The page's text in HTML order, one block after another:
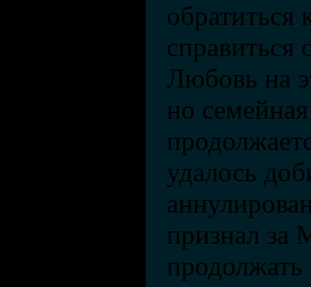
обратиться
справиться
Любовь на
но
удалось
признал за